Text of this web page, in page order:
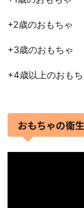
+2歳のおもちゃ
+3歳のおもちゃ
+4歳以上のおもち
おもちゃの衛